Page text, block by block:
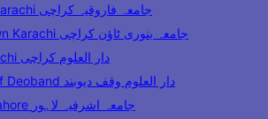
Jamia Farooqia Karachi جامعہ فاروقیہ کراچی
Jamia Banuri Town Karachi جامعہ بنوری ٹاؤن کراچی
Darul Uloom Karachi دار العلوم کراچی
Darul Uloom Waqf Deoband دار العلوم وقف دیوبند
Jamia Ashrafia Lahore جامعہ اشرفیہ لاہور